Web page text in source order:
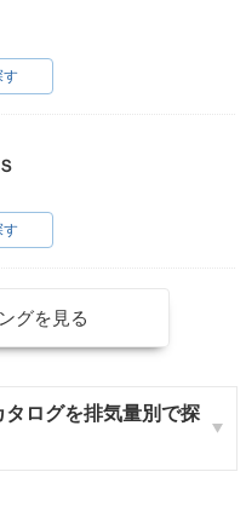
す
す
グを見る
ログを排気量別で探